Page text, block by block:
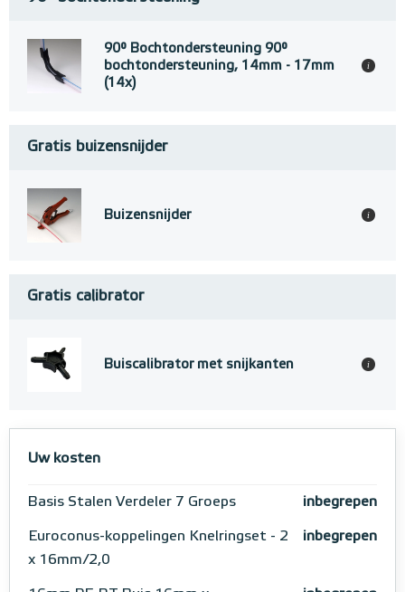
90° Bochtondersteuning 90°
bochtondersteuning, 14mm - 17mm
(14x)
i
Gratis buizensnijder
Buizensnijder i
Gratis calibrator
Buiscalibrator met snijkanten i
Uw kosten
Basis Stalen Verdeler 7 Groeps inbegrepen
Euroconus-koppelingen Knelringset - 2
x 16mm/2,0
inbegrepen